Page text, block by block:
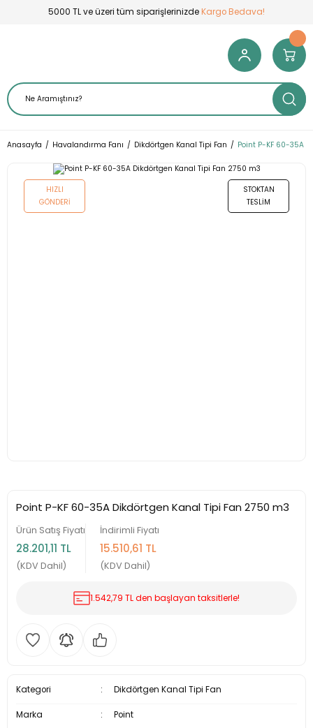
5000 TL ve üzeri tüm siparişlerinizde Kargo Bedava!
Anasayfa Havalandırma Fanı Dikdörtgen Kanal Tipi Fan Point P-KF 60-35A
HIZLI
GÖNDERI
STOKTAN
TESLIM
Point P-KF 60-35A Dikdörtgen Kanal Tipi Fan 2750 m3
İndirimli Fiyatı
15.510,61 TL
(KDV Dahil)
Ürün Satış Fiyatı
28.201,11 TL
(KDV Dahil)
1.542,79 TL den başlayan taksitlerle!
Kategori Dikdörtgen Kanal Tipi Fan
Marka Point